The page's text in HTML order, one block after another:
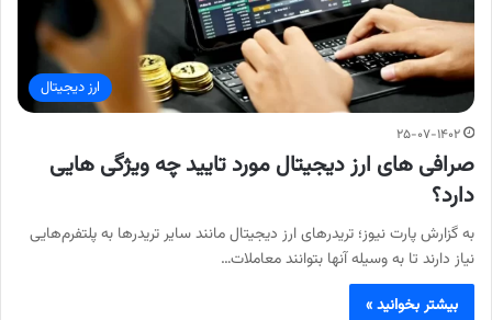
ارز دیجیتال
۲۵-۰۷-۱۴۰۲
صرافی های ارز دیجیتال مورد تایید چه ویژگی هایی
دارد؟
به گزارش پارت نیوز؛ تریدرهای ارز دیجیتال مانند سایر تریدرها به پلتفرم‌هایی
نیاز دارند تا به وسیله آنها بتوانند معاملات…
بیشتر بخوانید »